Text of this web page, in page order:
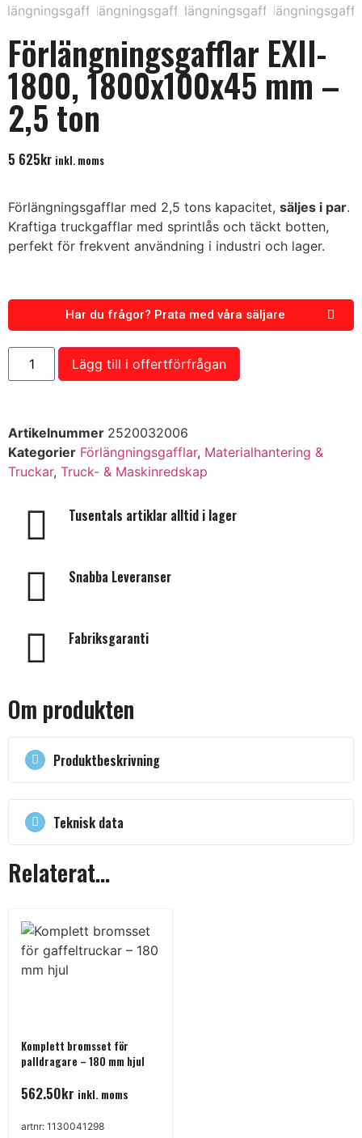
Förlängningsgafflar EXII-
1800, 1800x100x45 mm –
2,5 ton
5 625kr inkl. moms
Förlängningsgafflar med 2,5 tons kapacitet, säljes i par.
Kraftiga truckgafflar med sprintlås och täckt botten,
perfekt för frekvent användning i industri och lager.
Har du frågor? Prata med våra säljare
Lägg till i offertförfrågan
Artikelnummer 2520032006
Kategorier Förlängningsgafflar, Materialhantering &
Truckar, Truck- & Maskinredskap
Tusentals artiklar alltid i lager
Snabba Leveranser
Fabriksgaranti
Om produkten
Produktbeskrivning
Teknisk data
Relaterat...
Komplett bromsset för
palldragare – 180 mm hjul
562.50kr inkl. moms
artnr: 1130041298